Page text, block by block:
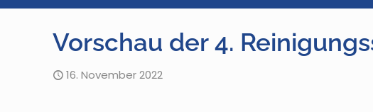
Vorschau der 4.
16. November 2022